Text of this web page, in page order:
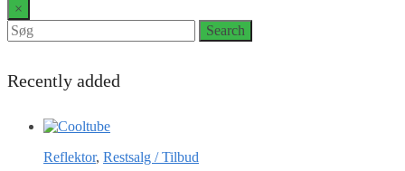
×
Search
for:
Search
Recently added
Reflektor, Restsalg / Tilbud